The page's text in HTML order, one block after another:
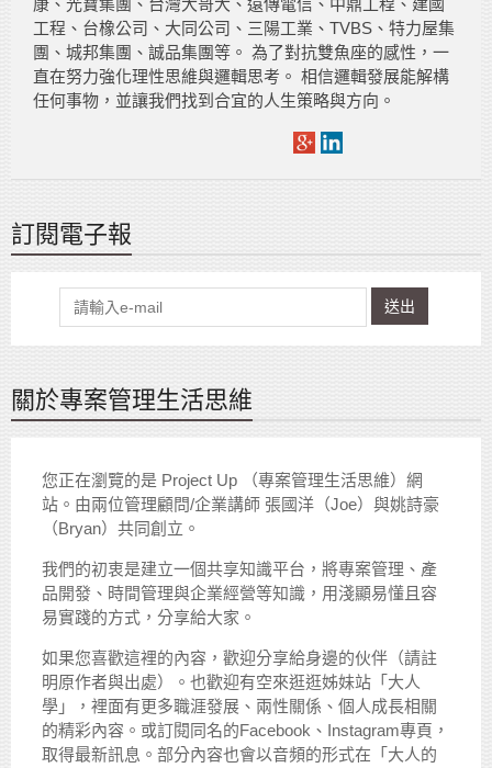
康、光寶集團、台灣大哥大、遠傳電信、中鼎工程、建國
工程、台橡公司、大同公司、三陽工業、TVBS、特力屋集
團、城邦集團、誠品集團等。 為了對抗雙魚座的感性，一
直在努力強化理性思維與邏輯思考。 相信邏輯發展能解構
任何事物，並讓我們找到合宜的人生策略與方向。
訂閱電子報
送出
關於專案管理生活思維
您正在瀏覽的是 Project Up （專案管理生活思維）網
站。由兩位管理顧問/企業講師 張國洋（Joe）與姚詩豪
（Bryan）共同創立。
我們的初衷是建立一個共享知識平台，將專案管理、產
品開發、時間管理與企業經營等知識，用淺顯易懂且容
易實踐的方式，分享給大家。
如果您喜歡這裡的內容，歡迎分享給身邊的伙伴（請註
明原作者與出處）。也歡迎有空來逛逛姊妹站「大人
學」，裡面有更多職涯發展、兩性關係、個人成長相關
的精彩內容。或訂閱同名的Facebook、Instagram專頁，
取得最新訊息。部分內容也會以音頻的形式在「大人的